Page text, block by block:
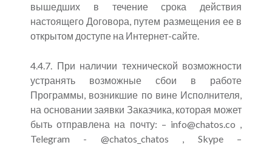
вышедших в течение срока действия
настоящего Договора, путем размещения ее в
открытом доступе на Интернет-сайте.
4.4.7. При наличии технической возможности
устранять возможные сбои в работе
Программы, возникшие по вине Исполнителя,
на основании заявки Заказчика, которая может
быть отправлена на почту: – info@chatos.co ,
Telegram - @chatos_chatos , Skype –